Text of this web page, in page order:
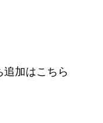
追加はこちら